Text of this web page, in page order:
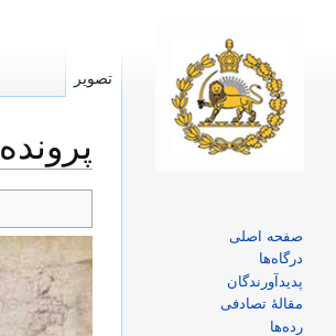
پرونده
به
ناوبری
به
جستجو
تصویر
صفحه اصلی
درگاه‌ها
پدیدآورندگان
مقالهٔ تصادفی
رده‌ها